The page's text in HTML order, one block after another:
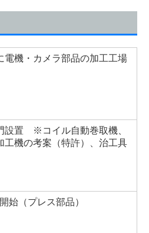
電機・カメラ部品の加工工場
設置
※コイル自動巻取機、
工機の考案（特許）、治工具
始（プレス部品）